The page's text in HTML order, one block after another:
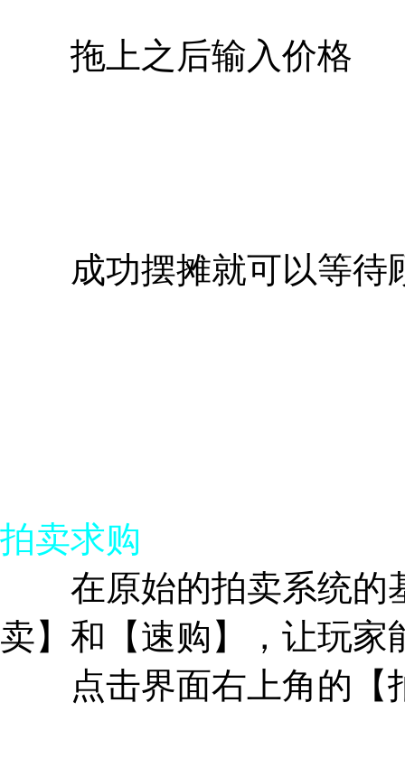
拖上之后输入价格
成功摆摊就可以等待
拍卖求购
在原始的拍卖系统的
卖】和【速购】，让玩家
点击界面右上角的【